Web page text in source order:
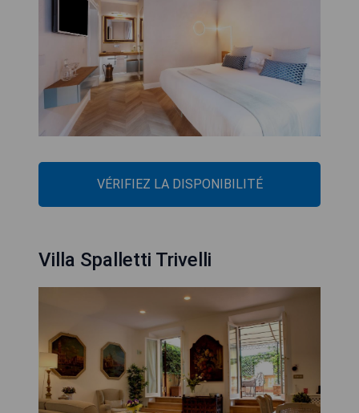
VÉRIFIEZ LA DISPONIBILITÉ
Villa Spalletti Trivelli